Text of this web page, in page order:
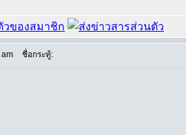
ชื่อกระทู้: